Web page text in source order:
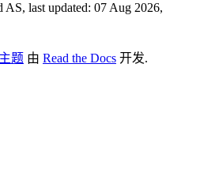
last updated: 07 Aug 2026,
主题 由 Read the Docs 开发.